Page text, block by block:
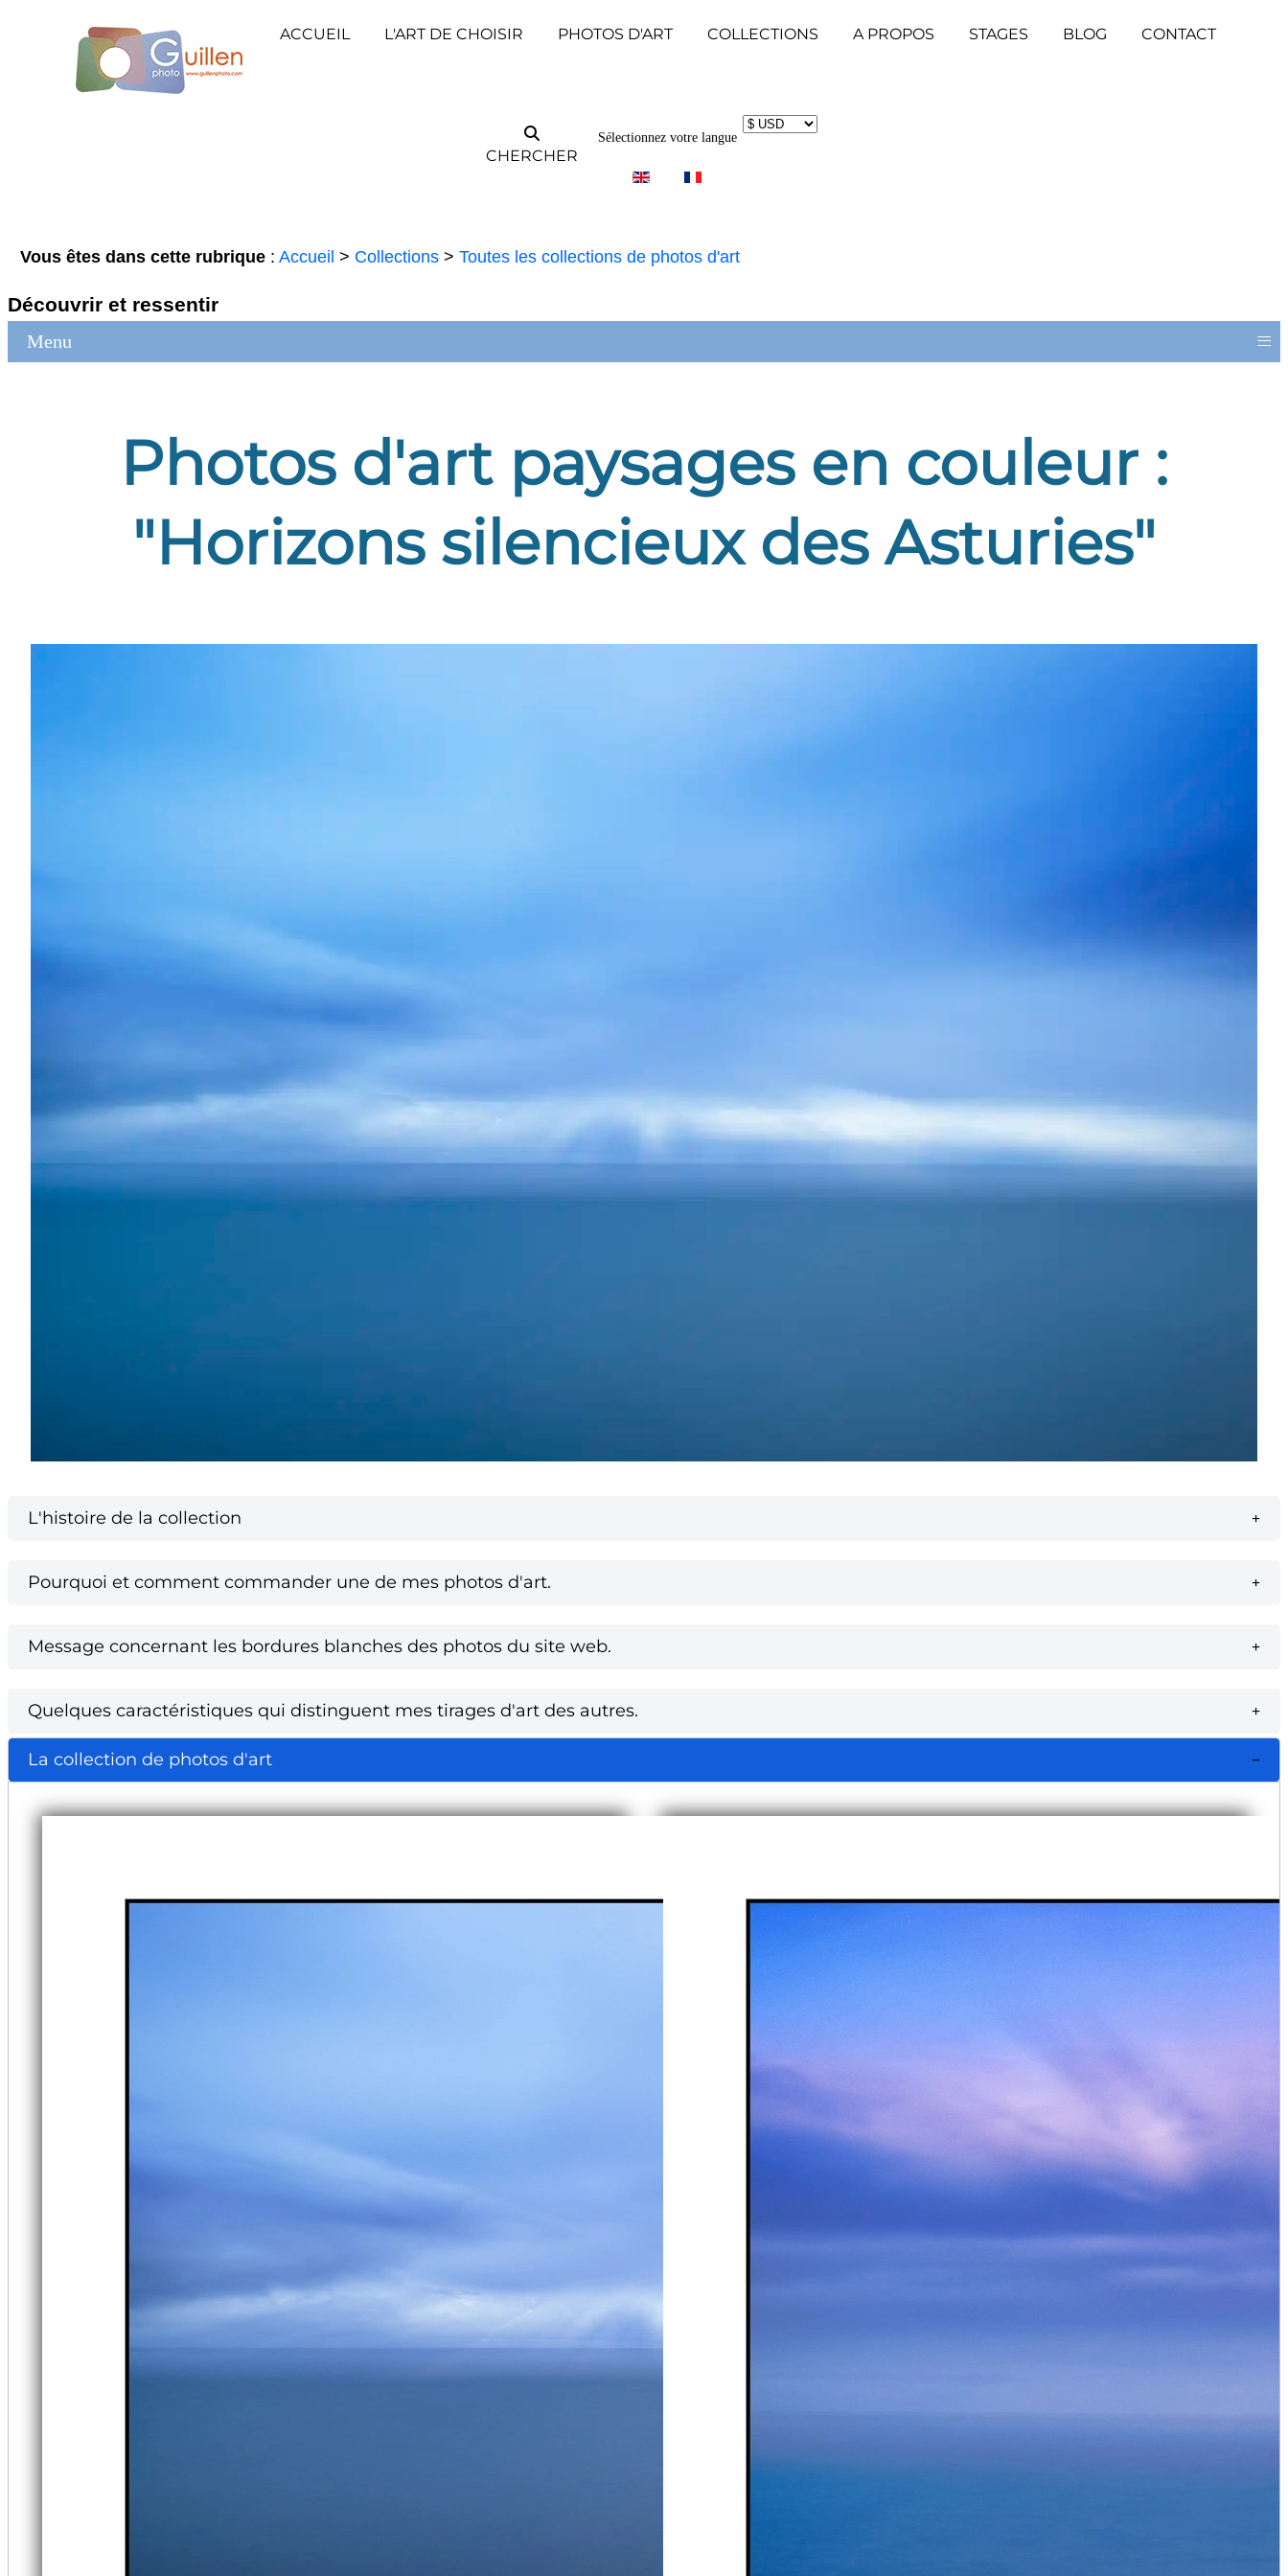
ACCUEIL L'ART DE CHOISIR PHOTOS D'ART COLLECTIONS A PROPOS STAGES BLOG CONTACT
CHERCHER
Sélectionnez votre langue
Vous êtes dans cette rubrique :Accueil > Collections >Toutes les collections de photos d'art
Découvrir et ressentir
Menu ≡
Photos d'art paysages en couleur :
"Horizons silencieux des Asturies"
L'histoire de la collection
Pourquoi et comment commander une de mes photos d'art.
Message concernant les bordures blanches des photos du site web.
Quelques caractéristiques qui distinguent mes tirages d'art des autres.
La collection de photos d'art